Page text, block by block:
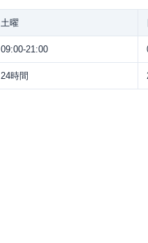
土曜
09:00-21:00
24時間